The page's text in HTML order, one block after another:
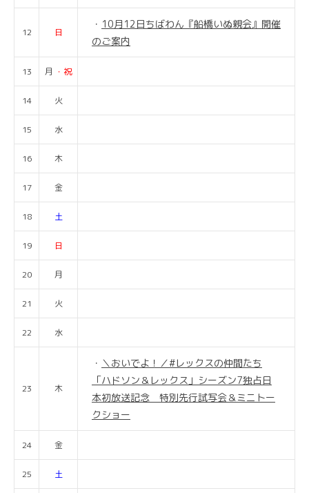
12 日
10月12日ちばわん『船橋いぬ親会』開催
のご案内
13 月 ・祝
14 火
15 水
16 木
17 金
18 土
19 日
20 月
21 火
22 水
23 木
＼おいでよ！／#レックスの仲間たち
「ハドソン＆レックス」シーズン7独占日
本初放送記念 特別先行試写会＆ミニトー
クショー
24 金
25 土